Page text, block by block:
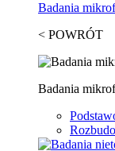
Badania
< POWRÓT
Badania